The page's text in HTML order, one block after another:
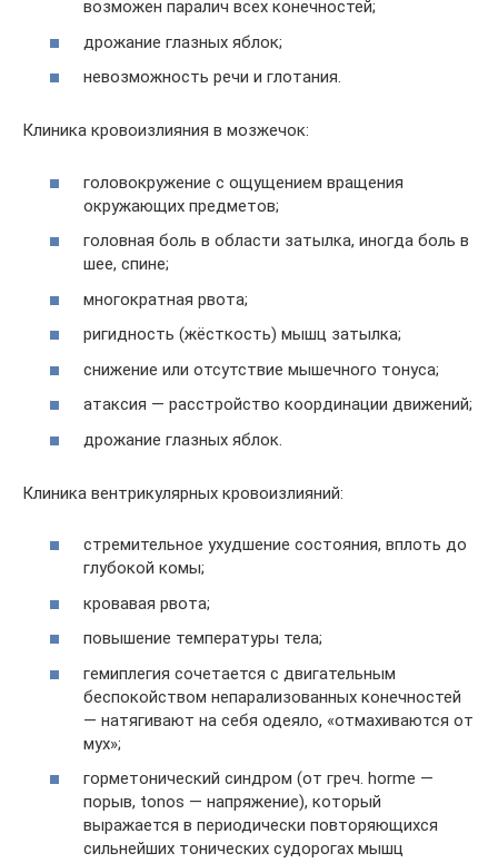
возможен паралич всех конечностей;
дрожание глазных яблок;
невозможность речи и глотания.
Клиника кровоизлияния в мозжечок:
головокружение с ощущением вращения
окружающих предметов;
головная боль в области затылка, иногда боль в
шее, спине;
многократная рвота;
ригидность (жёсткость) мышц затылка;
снижение или отсутствие мышечного тонуса;
атаксия — расстройство координации движений;
дрожание глазных яблок.
Клиника вентрикулярных кровоизлияний:
стремительное ухудшение состояния, вплоть до
глубокой комы;
кровавая рвота;
повышение температуры тела;
гемиплегия сочетается с двигательным
беспокойством непарализованных конечностей
— натягивают на себя одеяло, «отмахиваются от
мух»;
горметонический синдром (от греч. horme —
порыв, tonos — напряжение), который
выражается в периодически повторяющихся
сильнейших тонических судорогах мышц